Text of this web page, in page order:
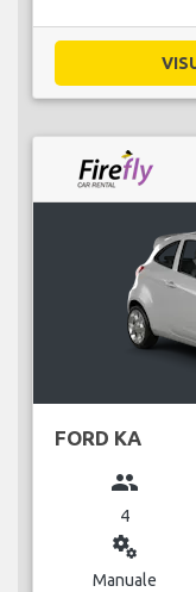
FORD KA
group
4
miscellaneous_services
Manuale